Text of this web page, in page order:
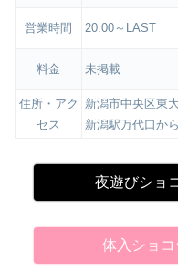
営業時間 20:00～LAST
料金 未掲載
住所・アク
セス
新潟市中央区東
新潟駅万代口か
夜遊びショ
体入ショ